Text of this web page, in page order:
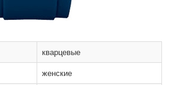
кварцевые
женские